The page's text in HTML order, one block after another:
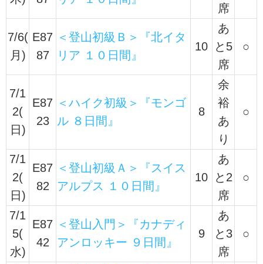
席
7/6(
月)
E87
87
＜登山初級Ｂ＞『北イタ
リア １０日間』
10
あ
と5
席
○
7/1
2(
日)
E87
23
＜ハイク初級＞『モンゴ
ル ８日間』
8
余
裕
あ
り
○
7/1
2(
日)
E87
82
＜登山初級Ａ＞『スイス
アルプス １０日間』
10
あ
と2
席
○
7/1
5(
水)
E87
42
＜登山入門＞『カナディ
アンロッキー ９日間』
9
あ
と3
席
○